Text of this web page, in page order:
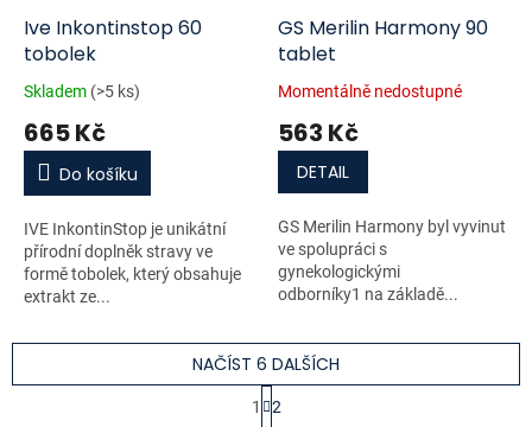
Ive Inkontinstop 60
tobolek
Skladem (>5 ks)
665 Kč
Do košíku
IVE InkontinStop je unikátní
přírodní doplněk stravy ve
formě tobolek, který obsahuje
extrakt ze...
GS Merilin Harmony 90
tablet
Momentálně nedostupné
563 Kč
DETAIL
GS Merilin Harmony byl vyvinut
ve spolupráci s
gynekologickými
odborníky1 na základě...
NAČÍST 6 DALŠÍCH
S
t
1
2